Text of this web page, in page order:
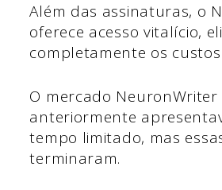
Além das assinaturas, o
oferece acesso vitalício,
completamente os
O mercado
anteriormente
tempo limitado, mas
terminaram.